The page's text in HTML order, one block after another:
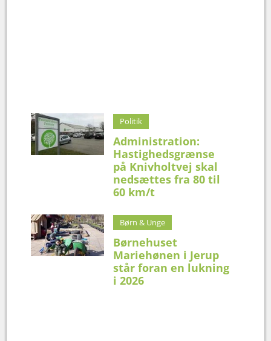
Politik
Administration:
Hastighedsgrænse
på Knivholtvej skal
nedsættes fra 80 til
60 km/t
Børn & Unge
Børnehuset
Mariehønen i Jerup
står foran en lukning
i 2026